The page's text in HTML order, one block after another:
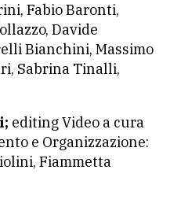
Fabio Baronti,
Davide
Bianchini, Massimo
Sabrina Tinalli,
editing Video a cura
e Organizzazione:
Fiammetta